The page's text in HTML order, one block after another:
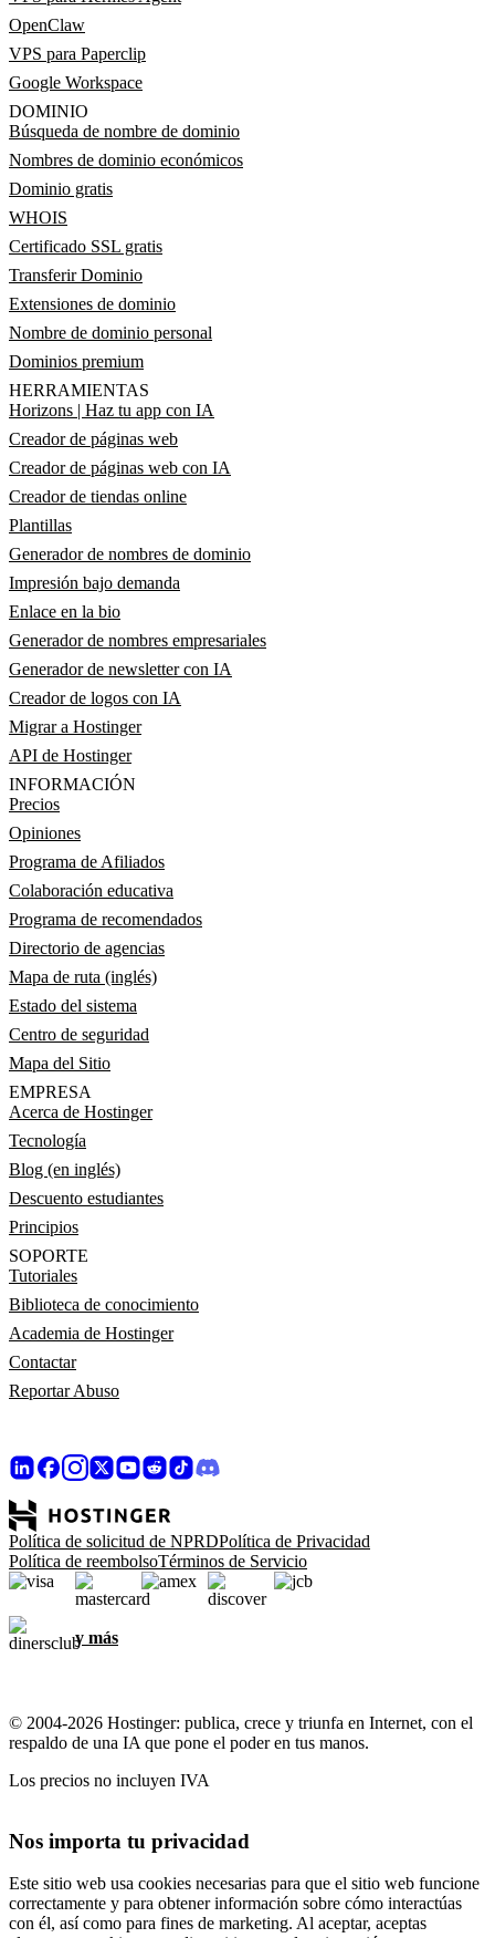
OpenClaw
VPS para Paperclip
Google Workspace
DOMINIO
Búsqueda de nombre de dominio
Nombres de dominio económicos
Dominio gratis
WHOIS
Certificado SSL gratis
Transferir Dominio
Extensiones de dominio
Nombre de dominio personal
Dominios premium
HERRAMIENTAS
Horizons | Haz tu app con IA
Creador de páginas web
Creador de páginas web con IA
Creador de tiendas online
Plantillas
Generador de nombres de dominio
Impresión bajo demanda
Enlace en la bio
Generador de nombres empresariales
Generador de newsletter con IA
Creador de logos con IA
Migrar a Hostinger
API de Hostinger
INFORMACIÓN
Precios
Opiniones
Programa de Afiliados
Colaboración educativa
Programa de recomendados
Directorio de agencias
Mapa de ruta (inglés)
Estado del sistema
Centro de seguridad
Mapa del Sitio
EMPRESA
Acerca de Hostinger
Tecnología
Blog (en inglés)
Descuento estudiantes
Principios
SOPORTE
Tutoriales
Biblioteca de conocimiento
Academia de Hostinger
Contactar
Reportar Abuso
Política de solicitud de NPRDPolítica de Privacidad
Política de reembolsoTérminos de Servicio
y más
© 2004-2026 Hostinger: publica, crece y triunfa en Internet, con el
respaldo de una IA que pone el poder en tus manos.
Los precios no incluyen IVA
Nos importa tu privacidad
Este sitio web usa cookies necesarias para que el sitio web funcione
correctamente y para obtener información sobre cómo interactúas
con él, así como para fines de marketing. Al aceptar, aceptas